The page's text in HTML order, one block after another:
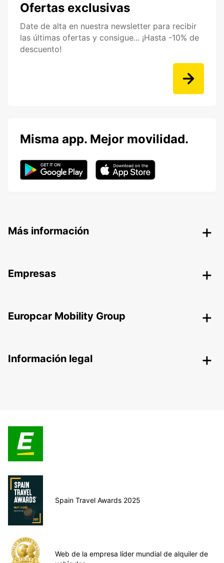
Ofertas exclusivas
Date de alta en nuestra newsletter para recibir
las últimas ofertas y consigue... ¡Hasta -10% de
descuento!
Misma app. Mejor movilidad.
Más información
Empresas
Europcar Mobility Group
Información legal
Spain Travel Awards 2025
Web de la empresa líder mundial de alquiler de